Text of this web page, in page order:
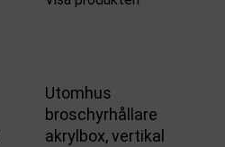
Utomhus
broschyrhållare
akrylbox, vertikal